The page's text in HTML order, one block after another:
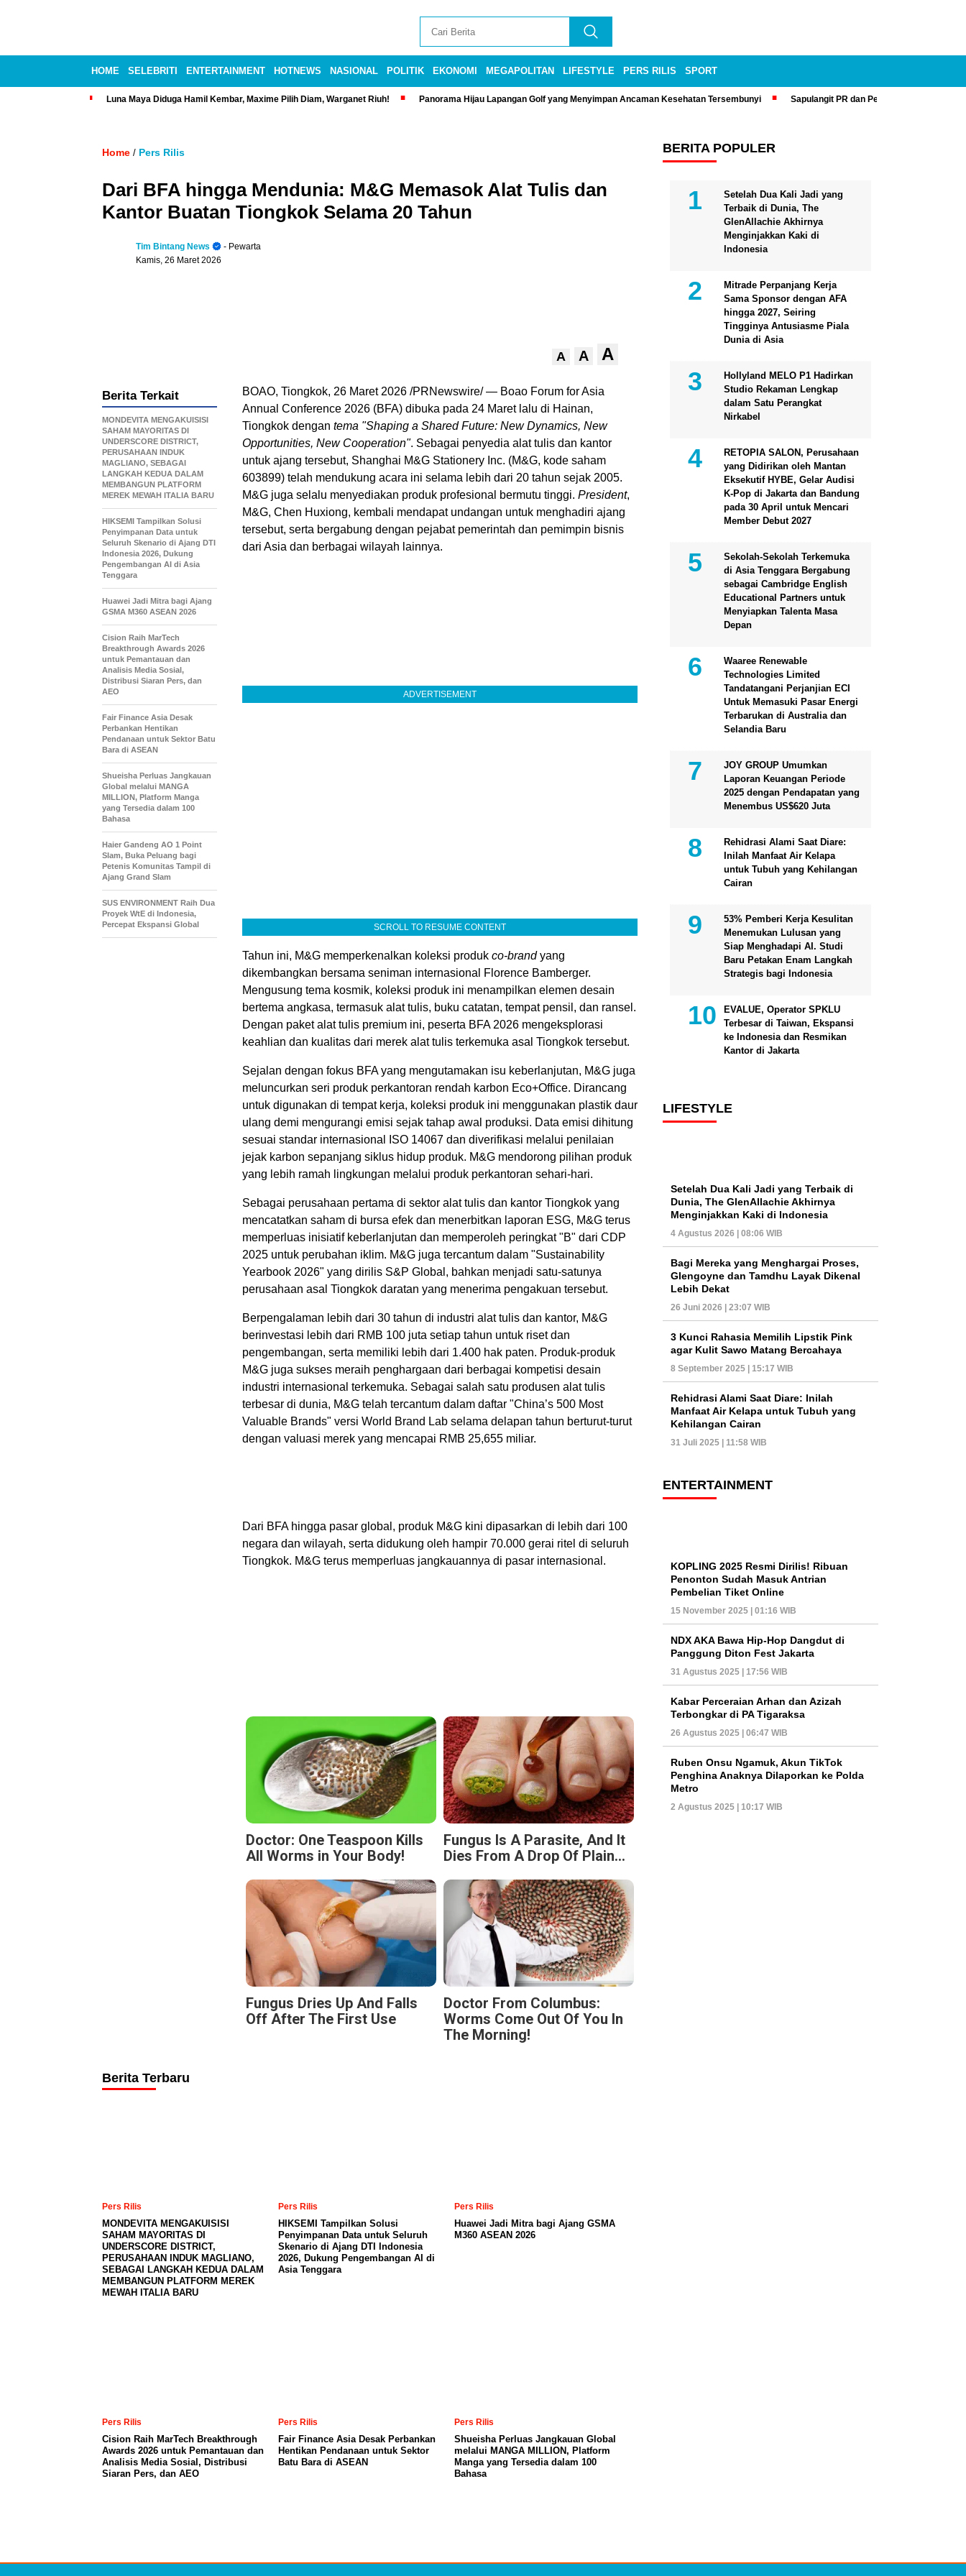
HOME SELEBRITI ENTERTAINMENT HOTNEWS NASIONAL POLITIK EKONOMI MEGAPOLITAN LIFESTYLE PERS RILIS SPORT
Luna Maya Diduga Hamil Kembar, Maxime Pilih Diam, Warganet Riuh! Panorama Hijau Lapangan Golf yang Menyimpan Ancaman Kesehatan Tersembunyi Sapulangit PR dan Persrilis.com Bisa
Home / Pers Rilis
Dari BFA hingga Mendunia: M&G Memasok Alat Tulis dan
Kantor Buatan Tiongkok Selama 20 Tahun
Tim Bintang News
- Pewarta
Kamis, 26 Maret 2026
A A A
BOAO, Tiongkok, 26 Maret 2026 /PRNewswire/ — Boao Forum for Asia
Annual Conference 2026 (BFA) dibuka pada 24 Maret lalu di Hainan,
Tiongkok dengan tema "Shaping a Shared Future: New Dynamics, New
Opportunities, New Cooperation". Sebagai penyedia alat tulis dan kantor
untuk ajang tersebut, Shanghai M&G Stationery Inc. (M&G, kode saham
603899) telah mendukung acara ini selama lebih dari 20 tahun sejak 2005.
M&G juga selalu menyediakan produk profesional bermutu tinggi. President,
M&G, Chen Huxiong, kembali mendapat undangan untuk menghadiri ajang
tersebut, serta bergabung dengan pejabat pemerintah dan pemimpin bisnis
dari Asia dan berbagai wilayah lainnya.
ADVERTISEMENT
SCROLL TO RESUME CONTENT
Tahun ini, M&G memperkenalkan koleksi produk co-brandyang
dikembangkan bersama seniman internasional Florence Bamberger.
Mengusung tema kosmik, koleksi produk ini menampilkan elemen desain
bertema angkasa, termasuk alat tulis, buku catatan, tempat pensil, dan ransel.
Dengan paket alat tulis premium ini, peserta BFA 2026 mengeksplorasi
keahlian dan kualitas dari merek alat tulis terkemuka asal Tiongkok tersebut.
Sejalan dengan fokus BFA yang mengutamakan isu keberlanjutan, M&G juga
meluncurkan seri produk perkantoran rendah karbon Eco+Office. Dirancang
untuk digunakan di tempat kerja, koleksi produk ini menggunakan plastik daur
ulang demi mengurangi emisi sejak tahap awal produksi. Data emisi dihitung
sesuai standar internasional ISO 14067 dan diverifikasi melalui penilaian
jejak karbon sepanjang siklus hidup produk. M&G mendorong pilihan produk
yang lebih ramah lingkungan melalui produk perkantoran sehari-hari.
Sebagai perusahaan pertama di sektor alat tulis dan kantor Tiongkok yang
mencatatkan saham di bursa efek dan menerbitkan laporan ESG, M&G terus
memperluas inisiatif keberlanjutan dan memperoleh peringkat "B" dari CDP
2025 untuk perubahan iklim. M&G juga tercantum dalam "Sustainability
Yearbook 2026" yang dirilis S&P Global, bahkan menjadi satu-satunya
perusahaan asal Tiongkok daratan yang menerima pengakuan tersebut.
Berpengalaman lebih dari 30 tahun di industri alat tulis dan kantor, M&G
berinvestasi lebih dari RMB 100 juta setiap tahun untuk riset dan
pengembangan, serta memiliki lebih dari 1.400 hak paten. Produk-produk
M&G juga sukses meraih penghargaan dari berbagai kompetisi desain
industri internasional terkemuka. Sebagai salah satu produsen alat tulis
terbesar di dunia, M&G telah tercantum dalam daftar "China’s 500 Most
Valuable Brands" versi World Brand Lab selama delapan tahun berturut-turut
dengan valuasi merek yang mencapai RMB 25,655 miliar.
Dari BFA hingga pasar global, produk M&G kini dipasarkan di lebih dari 100
negara dan wilayah, serta didukung oleh hampir 70.000 gerai ritel di seluruh
Tiongkok. M&G terus memperluas jangkauannya di pasar internasional.
Doctor: One Teaspoon Kills
All Worms in Your Body!
Fungus Is A Parasite, And It
Dies From A Drop Of Plain...
Fungus Dries Up And Falls
Off After The First Use
Doctor From Columbus:
Worms Come Out Of You In
The Morning!
Berita Terkait
MONDEVITA MENGAKUISISI
SAHAM MAYORITAS DI
UNDERSCORE DISTRICT,
PERUSAHAAN INDUK
MAGLIANO, SEBAGAI
LANGKAH KEDUA DALAM
MEMBANGUN PLATFORM
MEREK MEWAH ITALIA BARU
HIKSEMI Tampilkan Solusi
Penyimpanan Data untuk
Seluruh Skenario di Ajang DTI
Indonesia 2026, Dukung
Pengembangan AI di Asia
Tenggara
Huawei Jadi Mitra bagi Ajang
GSMA M360 ASEAN 2026
Cision Raih MarTech
Breakthrough Awards 2026
untuk Pemantauan dan
Analisis Media Sosial,
Distribusi Siaran Pers, dan
AEO
Fair Finance Asia Desak
Perbankan Hentikan
Pendanaan untuk Sektor Batu
Bara di ASEAN
Shueisha Perluas Jangkauan
Global melalui MANGA
MILLION, Platform Manga
yang Tersedia dalam 100
Bahasa
Haier Gandeng AO 1 Point
Slam, Buka Peluang bagi
Petenis Komunitas Tampil di
Ajang Grand Slam
SUS ENVIRONMENT Raih Dua
Proyek WtE di Indonesia,
Percepat Ekspansi Global
Berita Terbaru
Pers Rilis
MONDEVITA MENGAKUISISI
SAHAM MAYORITAS DI
UNDERSCORE DISTRICT,
PERUSAHAAN INDUK MAGLIANO,
SEBAGAI LANGKAH KEDUA DALAM
MEMBANGUN PLATFORM MEREK
MEWAH ITALIA BARU
Pers Rilis
HIKSEMI Tampilkan Solusi
Penyimpanan Data untuk Seluruh
Skenario di Ajang DTI Indonesia
2026, Dukung Pengembangan AI di
Asia Tenggara
Pers Rilis
Huawei Jadi Mitra bagi Ajang GSMA
M360 ASEAN 2026
Pers Rilis
Cision Raih MarTech Breakthrough
Awards 2026 untuk Pemantauan dan
Analisis Media Sosial, Distribusi
Siaran Pers, dan AEO
Pers Rilis
Fair Finance Asia Desak Perbankan
Hentikan Pendanaan untuk Sektor
Batu Bara di ASEAN
Pers Rilis
Shueisha Perluas Jangkauan Global
melalui MANGA MILLION, Platform
Manga yang Tersedia dalam 100
Bahasa
BERITA POPULER
Setelah Dua Kali Jadi yang
Terbaik di Dunia, The
GlenAllachie Akhirnya
Menginjakkan Kaki di
Indonesia
Mitrade Perpanjang Kerja
Sama Sponsor dengan AFA
hingga 2027, Seiring
Tingginya Antusiasme Piala
Dunia di Asia
Hollyland MELO P1 Hadirkan
Studio Rekaman Lengkap
dalam Satu Perangkat
Nirkabel
RETOPIA SALON, Perusahaan
yang Didirikan oleh Mantan
Eksekutif HYBE, Gelar Audisi
K-Pop di Jakarta dan Bandung
pada 30 April untuk Mencari
Member Debut 2027
Sekolah-Sekolah Terkemuka
di Asia Tenggara Bergabung
sebagai Cambridge English
Educational Partners untuk
Menyiapkan Talenta Masa
Depan
Waaree Renewable
Technologies Limited
Tandatangani Perjanjian ECI
Untuk Memasuki Pasar Energi
Terbarukan di Australia dan
Selandia Baru
JOY GROUP Umumkan
Laporan Keuangan Periode
2025 dengan Pendapatan yang
Menembus US$620 Juta
Rehidrasi Alami Saat Diare:
Inilah Manfaat Air Kelapa
untuk Tubuh yang Kehilangan
Cairan
53% Pemberi Kerja Kesulitan
Menemukan Lulusan yang
Siap Menghadapi AI. Studi
Baru Petakan Enam Langkah
Strategis bagi Indonesia
EVALUE, Operator SPKLU
Terbesar di Taiwan, Ekspansi
ke Indonesia dan Resmikan
Kantor di Jakarta
LIFESTYLE
Setelah Dua Kali Jadi yang Terbaik di
Dunia, The GlenAllachie Akhirnya
Menginjakkan Kaki di Indonesia
4 Agustus 2026 | 08:06 WIB
Bagi Mereka yang Menghargai Proses,
Glengoyne dan Tamdhu Layak Dikenal
Lebih Dekat
26 Juni 2026 | 23:07 WIB
3 Kunci Rahasia Memilih Lipstik Pink
agar Kulit Sawo Matang Bercahaya
8 September 2025 | 15:17 WIB
Rehidrasi Alami Saat Diare: Inilah
Manfaat Air Kelapa untuk Tubuh yang
Kehilangan Cairan
31 Juli 2025 | 11:58 WIB
ENTERTAINMENT
KOPLING 2025 Resmi Dirilis! Ribuan
Penonton Sudah Masuk Antrian
Pembelian Tiket Online
15 November 2025 | 01:16 WIB
NDX AKA Bawa Hip-Hop Dangdut di
Panggung Diton Fest Jakarta
31 Agustus 2025 | 17:56 WIB
Kabar Perceraian Arhan dan Azizah
Terbongkar di PA Tigaraksa
26 Agustus 2025 | 06:47 WIB
Ruben Onsu Ngamuk, Akun TikTok
Penghina Anaknya Dilaporkan ke Polda
Metro
2 Agustus 2025 | 10:17 WIB